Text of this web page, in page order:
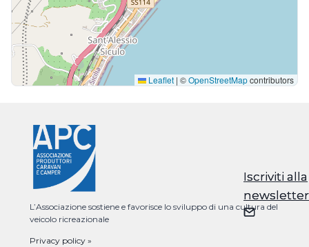
Iscriviti alla
newsletter
Leaflet | ©OpenStreetMapcontributors
L’Associazione sostiene e favorisce lo sviluppo di una cultura del
veicolo ricreazionale
Privacy policy »
Iscriviti alla
newsletter